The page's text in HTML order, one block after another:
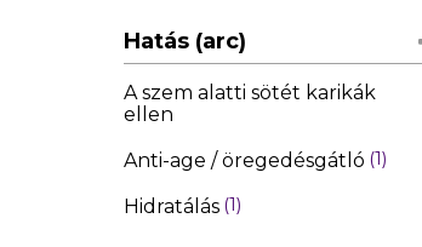
Hatás (arc)
A szem alatti sötét karikák
ellen
Anti-age / öregedésgátló 1
Hidratálás 1